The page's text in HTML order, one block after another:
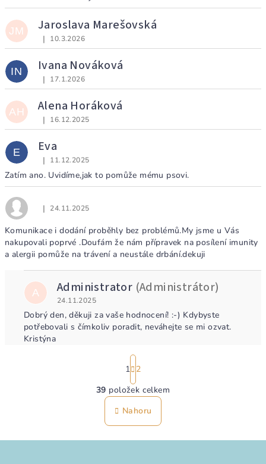
JM Jaroslava Marešovská
Hodnocení obchodu je 5 z 5 hvězdiček.
| 10.3.2026
IN Ivana Nováková
Hodnocení obchodu je 5 z 5 hvězdiček.
| 17.1.2026
AH Alena Horáková
Hodnocení obchodu je 5 z 5 hvězdiček.
| 16.12.2025
E Eva
Hodnocení obchodu je 5 z 5 hvězdiček.
| 11.12.2025
Zatím ano. Uvidíme,jak to pomůže mému psovi.
Hodnocení obchodu je 5 z 5 hvězdiček.
| 24.11.2025
Komunikace i dodání proběhly bez problémů.My jsme u Vás
nakupovali poprvé .Doufám že nám přípravek na posílení imunity
a alergii pomůže na trávení a neustále drbání.dekuji
A Administrator (Administrátor)
24.11.2025
Dobrý den, děkuji za vaše hodnocení! :-) Kdybyste
potřebovali s čímkoliv poradit, neváhejte se mi ozvat.
Kristýna
O
v
l
á
S
t
r
á
n
k
o
v
1 2
39 položek celkem
Nahoru